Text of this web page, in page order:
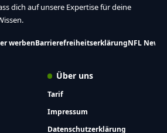
dich auf unsere Expertise für deine
werbenBarrierefreiheitserklärungNFL News
Über uns
Tarif
Impressum
Datenschutzerklärung